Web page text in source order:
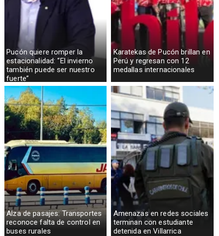
Pucón quiere romper la
estacionalidad: “El invierno
también puede ser nuestro
fuerte”
Karatekas de Pucón brillan en
Perú y regresan con 12
medallas internacionales
Alza de pasajes: Transportes
reconoce falta de control en
buses rurales
Amenazas en redes sociales
terminan con estudiante
detenida en Villarrica